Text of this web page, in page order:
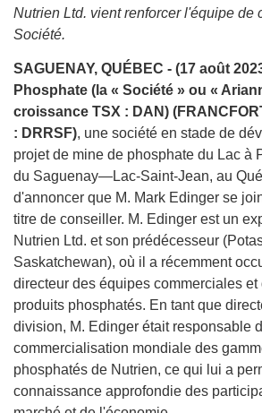
Nutrien Ltd. vient renforcer l'équipe de
Société.
SAGUENAY, QUÉBEC - (17 août
Phosphate (la « Société » ou «
croissance TSX : DAN)
: DRRSF), une société en stade de
projet de mine de phosphate du Lac à
du Saguenay—Lac-Saint-Jean, au
d'annoncer que M. Mark Edinger se
titre de conseiller. M. Edinger est un
Nutrien Ltd. et son prédécesseur
Saskatchewan), où il a récemment
directeur des équipes commerciales et
produits phosphatés. En tant que
division, M. Edinger était responsable
commercialisation mondiale des
phosphatés de Nutrien, ce qui lui a
connaissance approfondie des